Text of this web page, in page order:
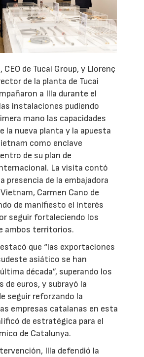
CEO de Tucai Group, y Llorenç
de la planta de Tucai
a Illa durante el
instalaciones pudiendo
mano las capacidades
la nueva planta y la apuesta
como enclave
de su plan de
La visita contó
presencia de la embajadora
Carmen Cano de
de manifiesto el interés
seguir fortaleciendo los
ambos territorios.
que “las exportaciones
asiático se han
década”, superando los
de euros, y subrayó la
seguir reforzando la
empresas catalanas en esta
de estratégica para el
de Catalunya.
Illa defendió la